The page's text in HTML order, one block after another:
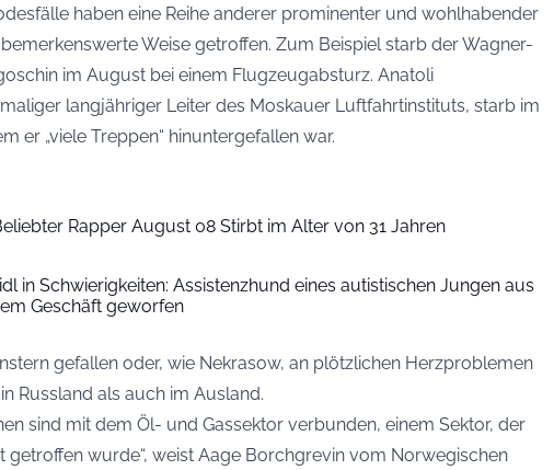
haben eine Reihe anderer prominenter und wohlhabender
Weise getroffen. Zum Beispiel starb der Wagner-
im August bei einem Flugzeugabsturz. Anatoli
langjähriger Leiter des Moskauer Luftfahrtinstituts, starb im
er „viele Treppen“ hinuntergefallen war.
Rapper August 08 Stirbt im Alter von 31 Jahren
in Schwierigkeiten: Assistenzhund eines autistischen Jungen aus
Geschäft geworfen
gefallen oder, wie Nekrasow, an plötzlichen Herzproblemen
Russland als auch im Ausland.
sind mit dem Öl- und Gassektor verbunden, einem Sektor, der
getroffen wurde“, weist Aage Borchgrevin vom Norwegischen